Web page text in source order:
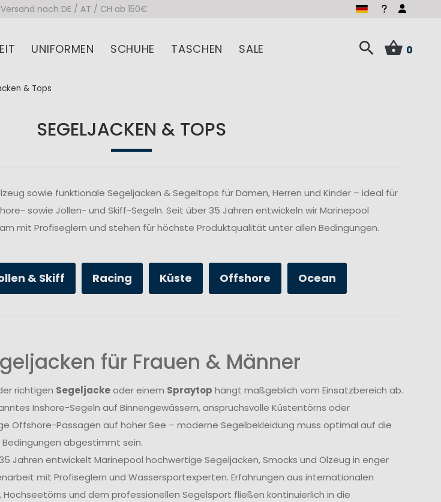
nach DE / AT / CH ab 150€
UNIFORMEN SCHUHE TASCHEN SALE 0
& Tops
SEGELJACKEN & TOPS
sowie funktionale Segeljacken & Segeltops für Damen, Herren und Kinder – ideal für
sowie Jollen- und Skiff-Segeln. Seit über 35 Jahren entwickeln wir Marinepool
mit Profiseglern und stehen für höchste Produktqualität unter allen Bedingungen.
& Skiff Racing Küste Offshore Ocean
für Frauen & Männer
richtigen Segeljackeoder einem Spraytop hängt maßgeblich vom Einsatzbereich ab.
Inshore-Segeln auf Binnengewässern, anspruchsvolle Küstentörns oder
Offshore-Passagen auf hoher See – moderne Segelbekleidung muss optimal auf die
Bedingungen abgestimmt sein.
Jahren entwickelt Marinepool hochwertige Segeljacken, Smocks und Ölzeug in enger
mit Profiseglern und Wassersportexperten. Erfahrungen aus internationalen
und dem professionellen Segelsport fließen kontinuierlich in die